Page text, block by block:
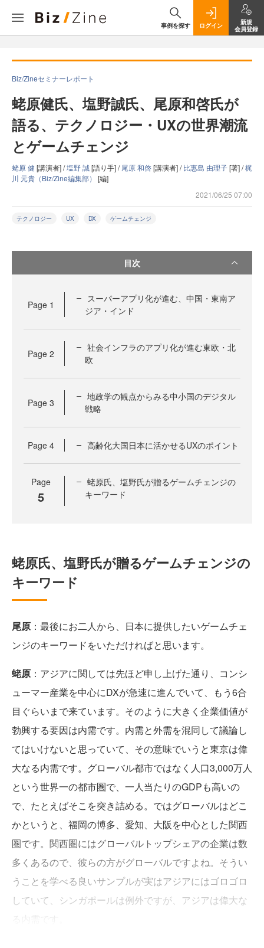
事例を探す ログイン
新規
会員登録
Biz/Zineセミナーレポート
蛯原健氏、塩野誠氏、尾原和啓氏が
語る、テクノロジー・UXの世界潮流
とゲームチェンジ
蛯原 健 [講演者] /塩野 誠[語り手] /尾原 和啓[講演者] /比惠島 由理子[著] /梶
川 元貴（Biz/Zine編集部） [編]
2021/06/25 07:00
テクノロジー UX DX ゲームチェンジ
目次
Page 1
スーパーアプリ化が進む、中国・東南ア
ジア・インド
Page 2
社会インフラのアプリ化が進む東欧・北
欧
Page 3
地政学の観点からみる中小国のデジタル
戦略
Page 4 高齢化大国日本に活かせるUXのポイント
Page
5
蛯原氏、塩野氏が贈るゲームチェンジの
キーワード
蛯原氏、塩野氏が贈るゲームチェンジの
キーワード
尾原 ：最後にお二人から、日本に提供したいゲームチェ
ンジのキーワードをいただければと思います。
蛯原 ：アジアに関しては先ほど申し上げた通り、コンシ
ューマー産業を中心にDXが急速に進んでいて、もう6合
目ぐらいまで来ています。そのように大きく企業価値が
勃興する要因は内需です。内需と外需を混同して議論し
てはいけないと思っていて、その意味でいうと東京は偉
大なる内需です。グローバル都市ではなく人口3,000万人
という世界一の都市圏で、一人当たりのGDPも高いの
で、たとえばそこを突き詰める。ではグローバルはどこ
かというと、福岡の博多、愛知、大阪を中心とした関西
圏です。関西圏にはグローバルトップシェアの企業は数
多くあるので、彼らの方がグローバルですよね。そうい
うことを学べる良いサンプルが実はアジアにはゴロゴロ
していて、シンガポールは例外ですが、アジアは偉大な